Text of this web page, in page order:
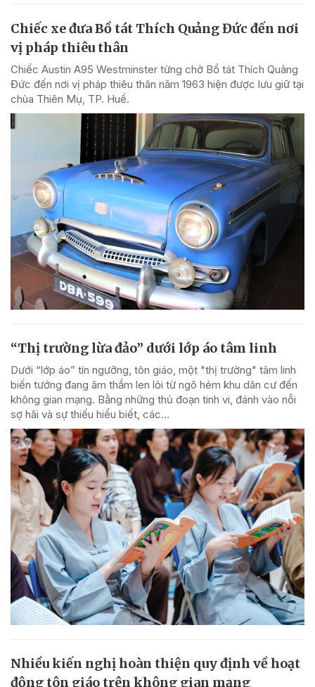
Chiếc xe đưa Bồ tát Thích Quảng Đức đến nơi
vị pháp thiêu thân
Chiếc Austin A95 Westminster từng chở Bồ tát Thích Quảng
Đức đến nơi vị pháp thiêu thân năm 1963 hiện được lưu giữ tại
chùa Thiên Mụ, TP. Huế.
“Thị trường lừa đảo” dưới lớp áo tâm linh
Dưới “lớp áo” tín ngưỡng, tôn giáo, một "thị trường" tâm linh
biến tướng đang âm thầm len lỏi từ ngõ hẻm khu dân cư đến
không gian mạng. Bằng những thủ đoạn tinh vi, đánh vào nỗi
sợ hãi và sự thiếu hiểu biết, các...
Nhiều kiến nghị hoàn thiện quy định về hoạt
động tôn giáo trên không gian mạng